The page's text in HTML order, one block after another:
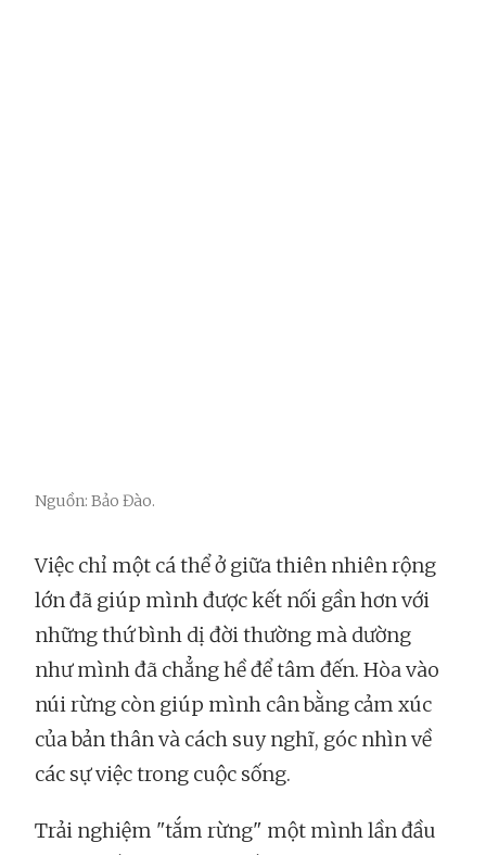
Nguồn: Bảo Đào.
Việc chỉ một cá thể ở giữa thiên nhiên rộng
lớn đã giúp mình được kết nối gần hơn với
những thứ bình dị đời thường mà dường
như mình đã chẳng hề để tâm đến. Hòa vào
núi rừng còn giúp mình cân bằng cảm xúc
của bản thân và cách suy nghĩ, góc nhìn về
các sự việc trong cuộc sống.
Trải nghiệm "tắm rừng" một mình lần đầu